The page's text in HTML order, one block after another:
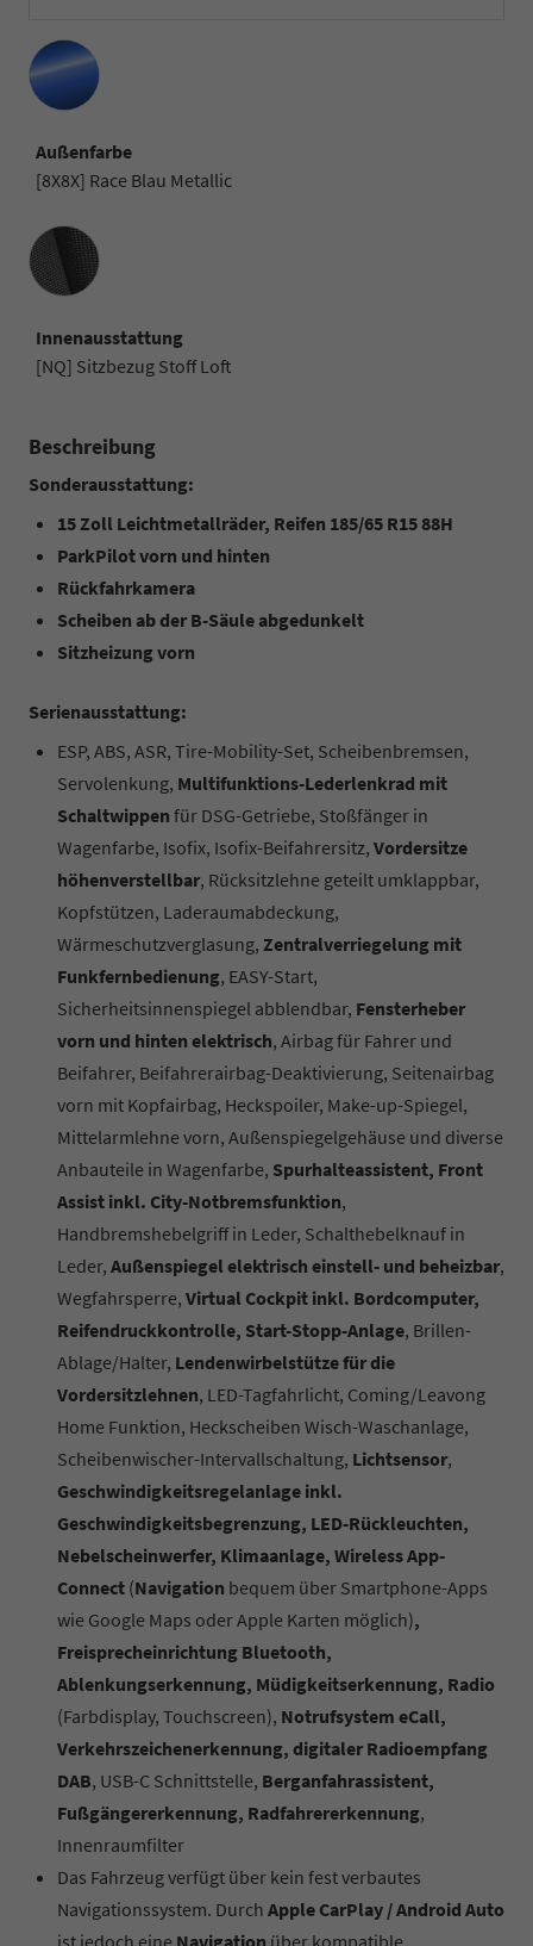
Außenfarbe
[8X8X] Race Blau Metallic
Innenausstattung
Innenausstattung
[NQ] Sitzbezug Stoff Loft
Beschreibung
Sonderausstattung:
15 Zoll Leichtmetallräder, Reifen 185/65 R15 88H
ParkPilot vorn und hinten
Rückfahrkamera
Scheiben ab der B-Säule abgedunkelt
Sitzheizung vorn
Serienausstattung:
ESP, ABS, ASR, Tire-Mobility-Set, Scheibenbremsen,
Servolenkung, Multifunktions-Lederlenkrad mit
Schaltwippen für DSG-Getriebe, Stoßfänger in
Wagenfarbe, Isofix, Isofix-Beifahrersitz, Vordersitze
höhenverstellbar, Rücksitzlehne geteilt umklappbar,
Kopfstützen, Laderaumabdeckung,
Wärmeschutzverglasung, Zentralverriegelung mit
Funkfernbedienung, EASY-Start,
Sicherheitsinnenspiegel abblendbar, Fensterheber
vorn und hinten elektrisch, Airbag für Fahrer und
Beifahrer, Beifahrerairbag-Deaktivierung, Seitenairbag
vorn mit Kopfairbag, Heckspoiler, Make-up-Spiegel,
Mittelarmlehne vorn, Außenspiegelgehäuse und diverse
Anbauteile in Wagenfarbe, Spurhalteassistent, Front
Assist inkl. City-Notbremsfunktion,
Handbremshebelgriff in Leder, Schalthebelknauf in
Leder, Außenspiegel elektrisch einstell- und beheizbar,
Wegfahrsperre, Virtual Cockpit inkl. Bordcomputer,
Reifendruckkontrolle, Start-Stopp-Anlage, Brillen-
Ablage/Halter, Lendenwirbelstütze für die
Vordersitzlehnen, LED-Tagfahrlicht, Coming/Leavong
Home Funktion, Heckscheiben Wisch-Waschanlage,
Scheibenwischer-Intervallschaltung, Lichtsensor,
Geschwindigkeitsregelanlage inkl.
Geschwindigkeitsbegrenzung, LED-Rückleuchten,
Nebelscheinwerfer, Klimaanlage, Wireless App-
Connect (Navigation bequem über Smartphone-Apps
wie Google Maps oder Apple Karten möglich),
Freisprecheinrichtung Bluetooth,
Ablenkungserkennung, Müdigkeitserkennung, Radio
(Farbdisplay, Touchscreen), Notrufsystem eCall,
Verkehrszeichenerkennung, digitaler Radioempfang
DAB, USB-C Schnittstelle, Berganfahrassistent,
Fußgängererkennung, Radfahrererkennung,
Innenraumfilter
Das Fahrzeug verfügt über kein fest verbautes
Navigationssystem. Durch Apple CarPlay / Android Auto
ist jedoch eine Navigation über kompatible